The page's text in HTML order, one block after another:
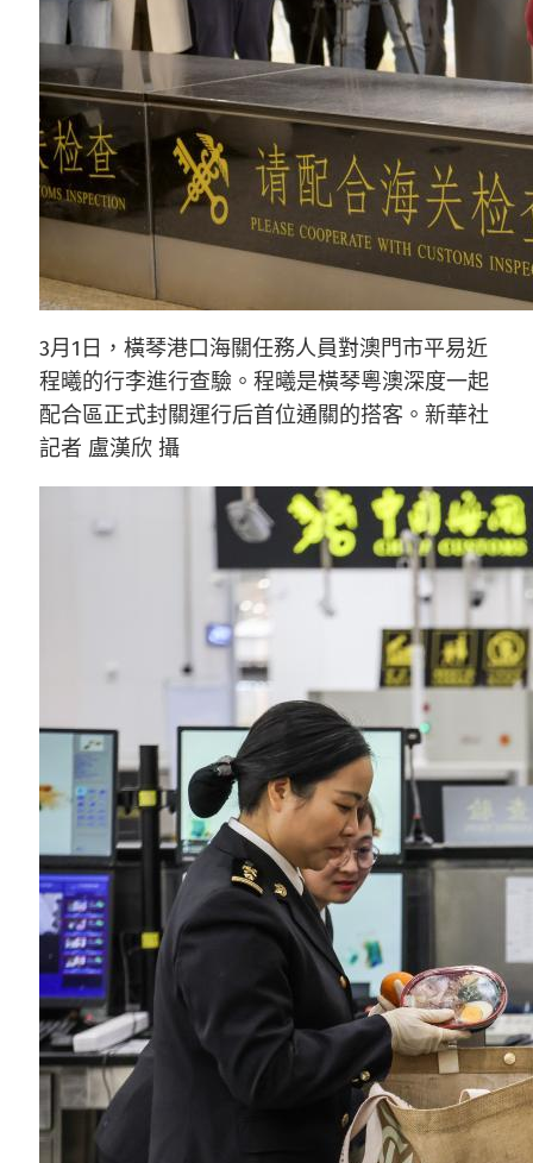
3月1日，橫琴港口海關任務人員對澳門市平易近
程曦的行李進行查驗。程曦是橫琴粵澳深度一起
配合區正式封關運行后首位通關的搭客。新華社
記者 盧漢欣 攝